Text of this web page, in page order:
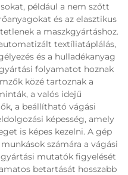
például a nem szőtt
és az elasztikus
a maszkgyártáshoz.
textíliatáplálás,
és a hulladékanyag
folyamatot hoznak
közé tartoznak a
a valós idejű
a beállítható vágási
képesség, amely
is képes kezelni. A gép
számára a vágási
mutatók figyelését
betartását hosszabb